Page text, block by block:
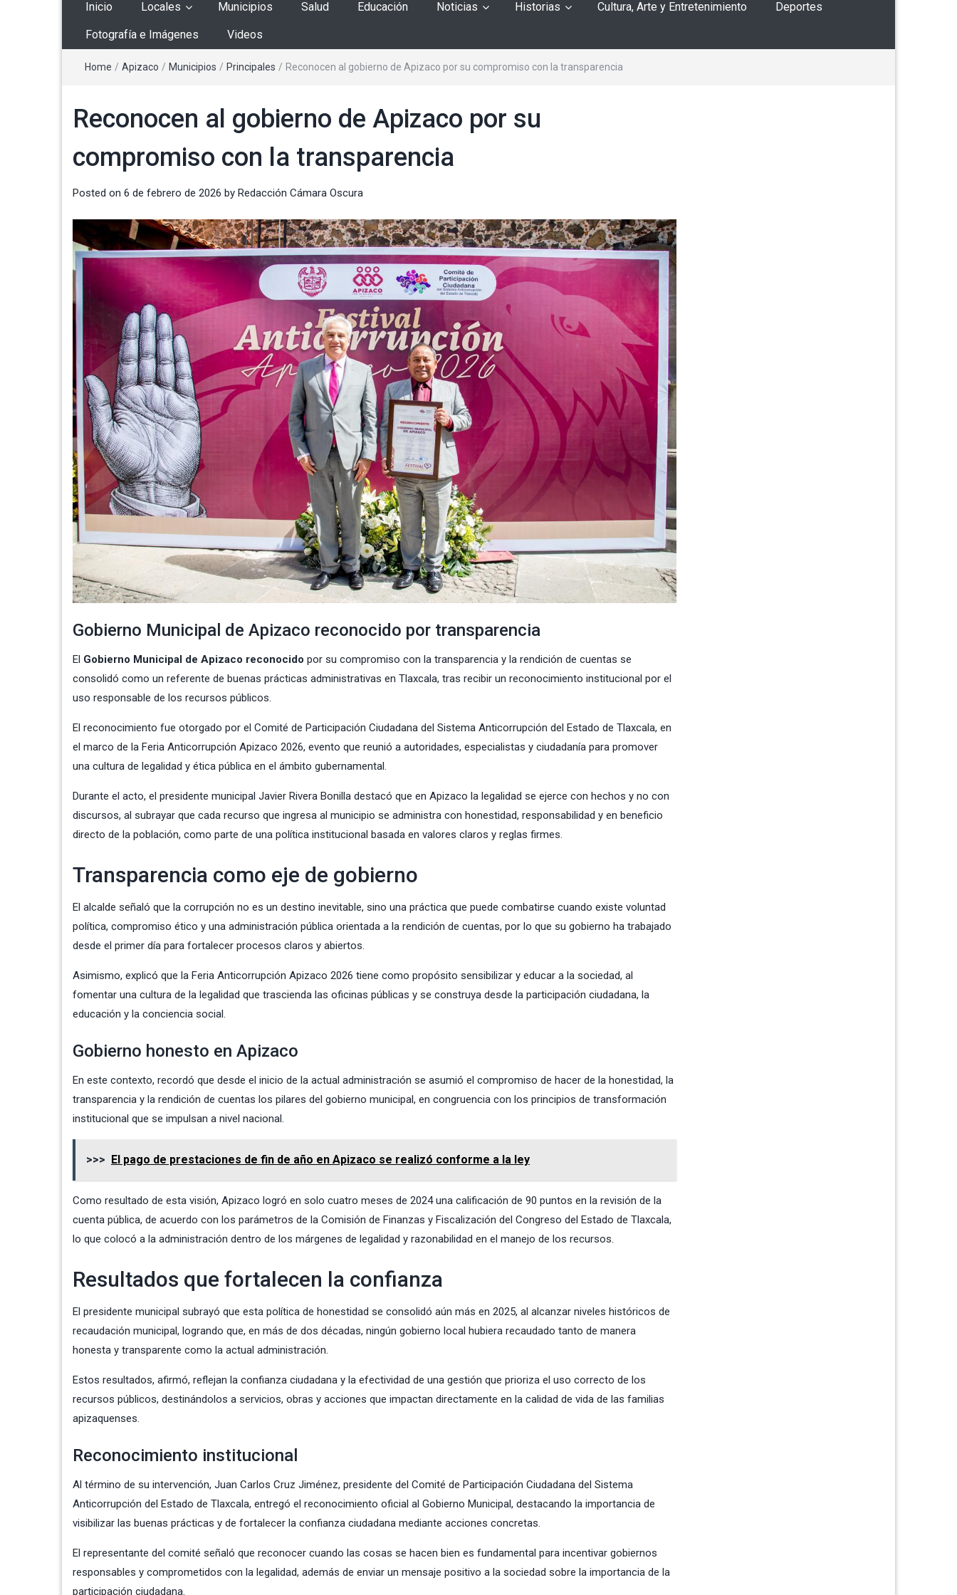
Inicio Locales Municipios Salud Educación Noticias Historias Cultura, Arte y Entretenimiento Deportes
Fotografía e Imágenes Videos
Home / Apizaco / Municipios / Principales / Reconocen al gobierno de Apizaco por su compromiso con la transparencia
Reconocen al gobierno de Apizaco por su
compromiso con la transparencia
Posted on 6 de febrero de 2026 by Redacción Cámara Oscura
Gobierno Municipal de Apizaco reconocido por transparencia
El Gobierno Municipal de Apizaco reconocido por su compromiso con la transparencia y la rendición de cuentas se
consolidó como un referente de buenas prácticas administrativas en Tlaxcala, tras recibir un reconocimiento institucional por el
uso responsable de los recursos públicos.
El reconocimiento fue otorgado por el Comité de Participación Ciudadana del Sistema Anticorrupción del Estado de Tlaxcala, en
el marco de la Feria Anticorrupción Apizaco 2026, evento que reunió a autoridades, especialistas y ciudadanía para promover
una cultura de legalidad y ética pública en el ámbito gubernamental.
Durante el acto, el presidente municipal Javier Rivera Bonilla destacó que en Apizaco la legalidad se ejerce con hechos y no con
discursos, al subrayar que cada recurso que ingresa al municipio se administra con honestidad, responsabilidad y en beneficio
directo de la población, como parte de una política institucional basada en valores claros y reglas firmes.
Transparencia como eje de gobierno
El alcalde señaló que la corrupción no es un destino inevitable, sino una práctica que puede combatirse cuando existe voluntad
política, compromiso ético y una administración pública orientada a la rendición de cuentas, por lo que su gobierno ha trabajado
desde el primer día para fortalecer procesos claros y abiertos.
Asimismo, explicó que la Feria Anticorrupción Apizaco 2026 tiene como propósito sensibilizar y educar a la sociedad, al
fomentar una cultura de la legalidad que trascienda las oficinas públicas y se construya desde la participación ciudadana, la
educación y la conciencia social.
Gobierno honesto en Apizaco
En este contexto, recordó que desde el inicio de la actual administración se asumió el compromiso de hacer de la honestidad, la
transparencia y la rendición de cuentas los pilares del gobierno municipal, en congruencia con los principios de transformación
institucional que se impulsan a nivel nacional.
>>> El pago de prestaciones de fin de año en Apizaco se realizó conforme a la ley
Como resultado de esta visión, Apizaco logró en solo cuatro meses de 2024 una calificación de 90 puntos en la revisión de la
cuenta pública, de acuerdo con los parámetros de la Comisión de Finanzas y Fiscalización del Congreso del Estado de Tlaxcala,
lo que colocó a la administración dentro de los márgenes de legalidad y razonabilidad en el manejo de los recursos.
Resultados que fortalecen la confianza
El presidente municipal subrayó que esta política de honestidad se consolidó aún más en 2025, al alcanzar niveles históricos de
recaudación municipal, logrando que, en más de dos décadas, ningún gobierno local hubiera recaudado tanto de manera
honesta y transparente como la actual administración.
Estos resultados, afirmó, reflejan la confianza ciudadana y la efectividad de una gestión que prioriza el uso correcto de los
recursos públicos, destinándolos a servicios, obras y acciones que impactan directamente en la calidad de vida de las familias
apizaquenses.
Reconocimiento institucional
Al término de su intervención, Juan Carlos Cruz Jiménez, presidente del Comité de Participación Ciudadana del Sistema
Anticorrupción del Estado de Tlaxcala, entregó el reconocimiento oficial al Gobierno Municipal, destacando la importancia de
visibilizar las buenas prácticas y de fortalecer la confianza ciudadana mediante acciones concretas.
El representante del comité señaló que reconocer cuando las cosas se hacen bien es fundamental para incentivar gobiernos
responsables y comprometidos con la legalidad, además de enviar un mensaje positivo a la sociedad sobre la importancia de la
participación ciudadana.